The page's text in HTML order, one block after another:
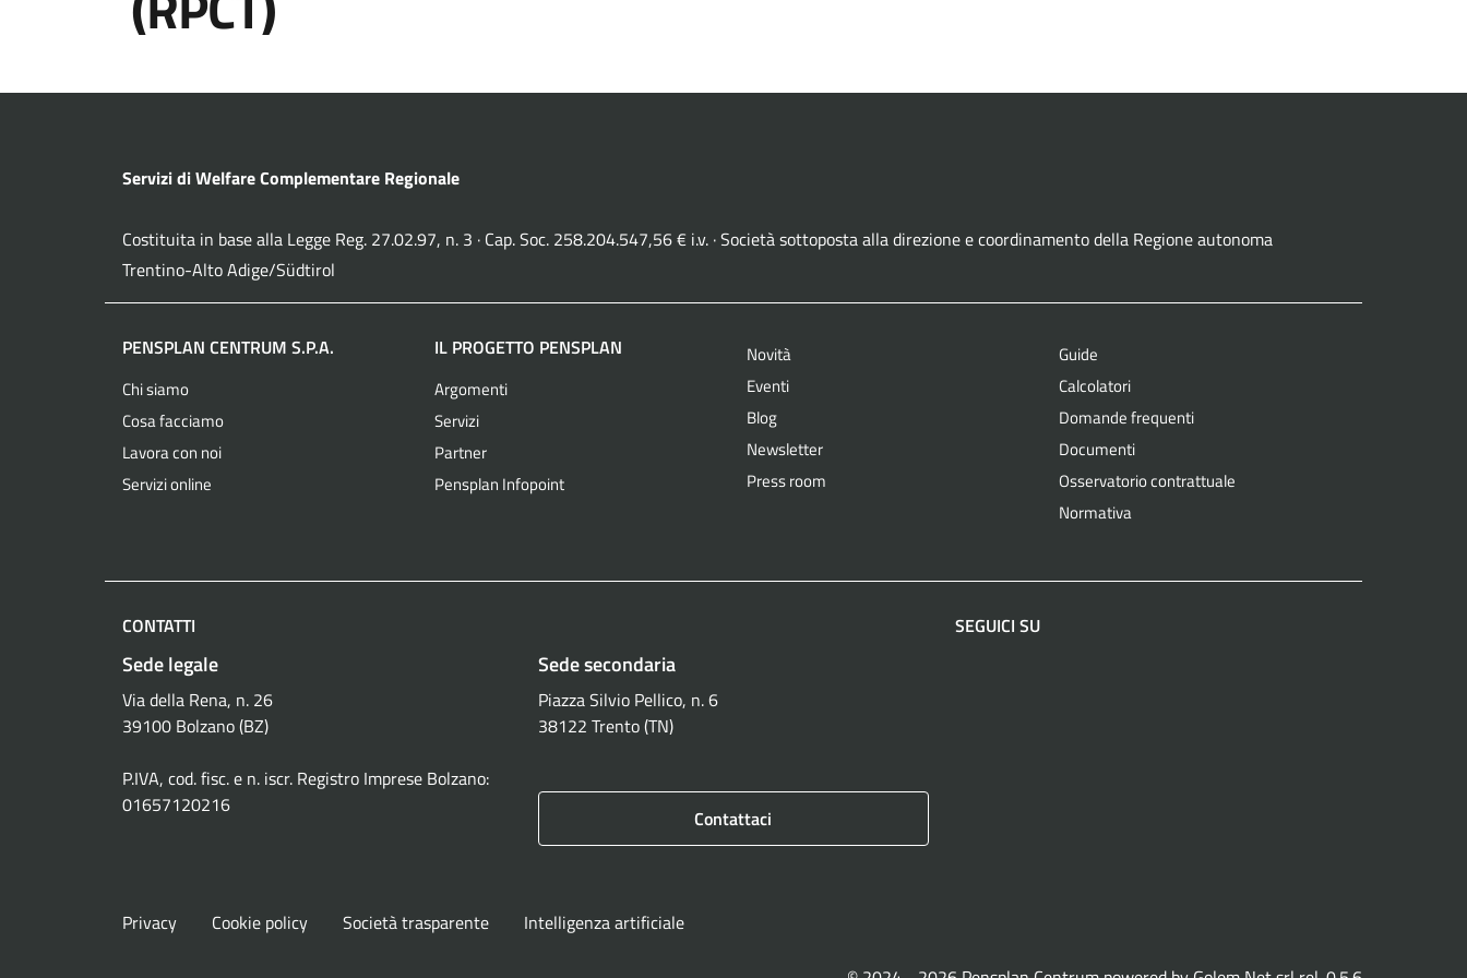
Servizi di Welfare Complementare Regionale
Costituita in base alla Legge Reg. 27.02.97, n. 3 · Cap. Soc. 258.204.547,56 € i.v. · Società sottoposta alla direzione e coordinamento della Regione autonoma
Trentino-Alto Adige/Südtirol
PENSPLAN CENTRUM S.P.A.
Chi siamo
Cosa facciamo
Lavora con noi
Servizi online
IL PROGETTO PENSPLAN
Argomenti
Servizi
Partner
Pensplan Infopoint
Novità
Eventi
Blog
Newsletter
Press room
Guide
Calcolatori
Domande frequenti
Documenti
Osservatorio contrattuale
Normativa
CONTATTI
Sede legale
Via della Rena, n. 26
39100 Bolzano (BZ)
P.IVA, cod. fisc. e n. iscr. Registro Imprese Bolzano:
01657120216
Sede secondaria
Piazza Silvio Pellico, n. 6
38122 Trento (TN)
Contattaci
SEGUICI SU
Privacy Cookie policy Società trasparente Intelligenza artificiale